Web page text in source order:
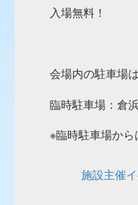
入場無料！
会場内の駐車場
臨時駐車場：倉
※臨時駐車場から
施設主催